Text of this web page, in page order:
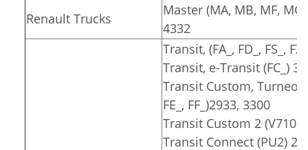
Renault Trucks
Master (MA, MB, MF,
4332
Transit, (FA_, FD_, FS_,
Transit, e-Transit (FC_)
Transit Custom, Turneo
FE_, FF_)2933, 3300
Transit Custom 2 (V710)
Transit Connect (PU2)